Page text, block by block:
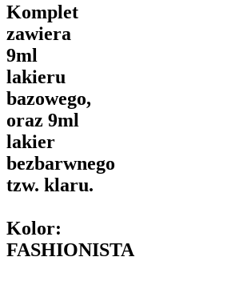
Komplet
zawiera
9ml
lakieru
bazowego,
oraz 9ml
lakier
bezbarwnego
tzw. klaru.
Kolor:
FASHIONISTA